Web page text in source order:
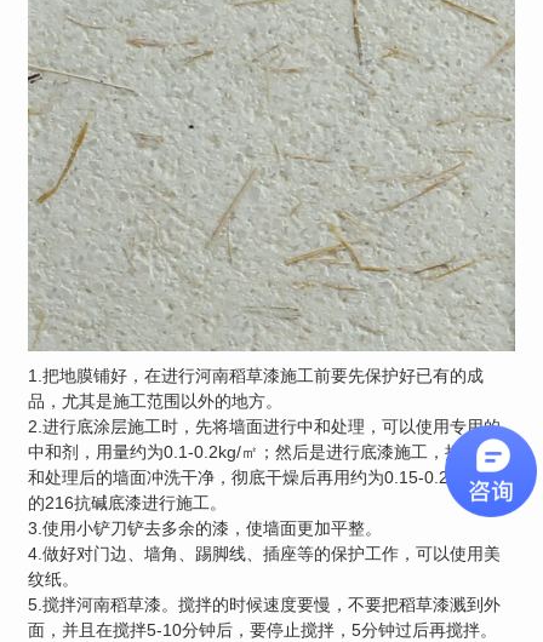
1.把地膜铺好，在进行河南稻草漆施工前要先保护好已有的成
品，尤其是施工范围以外的地方。
2.进行底涂层施工时，先将墙面进行中和处理，可以使用专用的
中和剂，用量约为0.1-0.2kg/㎡；然后是进行底漆施工，把进行中
和处理后的墙面冲洗干净，彻底干燥后再用约为0.15-0.20kg/㎡
的216抗碱底漆进行施工。
3.使用小铲刀铲去多余的漆，使墙面更加平整。
4.做好对门边、墙角、踢脚线、插座等的保护工作，可以使用美
纹纸。
5.搅拌河南稻草漆。搅拌的时候速度要慢，不要把稻草漆溅到外
面，并且在搅拌5-10分钟后，要停止搅拌，5分钟过后再搅拌。